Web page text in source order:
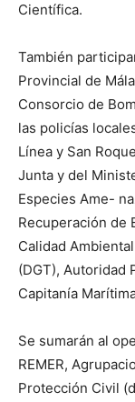
Científica.
También
Provincial de
Consorcio de
las policías
Línea y San
Junta y del
Especies Ame-
Recuperación de
Calidad
(DGT), Autoridad
Capitanía
Se sumarán al
REMER,
Protección Civil